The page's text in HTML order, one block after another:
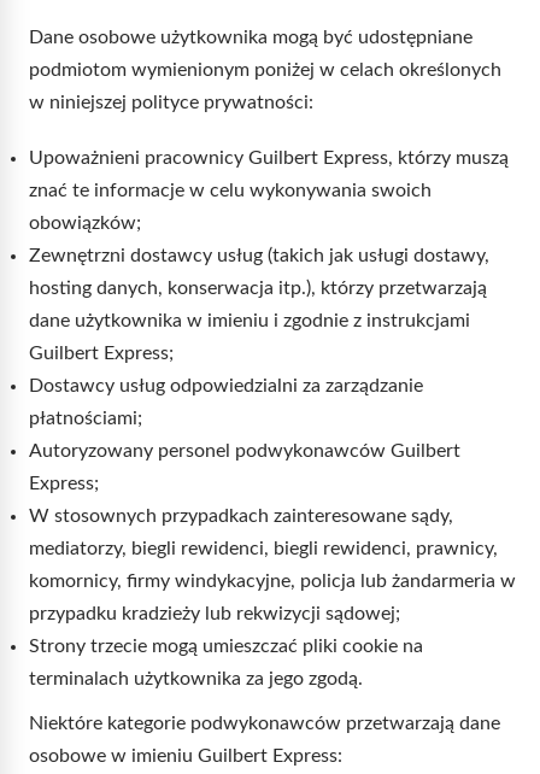
Dane osobowe użytkownika mogą być udostępniane
podmiotom wymienionym poniżej w celach określonych
w niniejszej polityce prywatności:
Upoważnieni pracownicy Guilbert Express, którzy muszą
znać te informacje w celu wykonywania swoich
obowiązków;
Zewnętrzni dostawcy usług (takich jak usługi dostawy,
hosting danych, konserwacja itp.), którzy przetwarzają
dane użytkownika w imieniu i zgodnie z instrukcjami
Guilbert Express;
Dostawcy usług odpowiedzialni za zarządzanie
płatnościami;
Autoryzowany personel podwykonawców Guilbert
Express;
W stosownych przypadkach zainteresowane sądy,
mediatorzy, biegli rewidenci, biegli rewidenci, prawnicy,
komornicy, firmy windykacyjne, policja lub żandarmeria w
przypadku kradzieży lub rekwizycji sądowej;
Strony trzecie mogą umieszczać pliki cookie na
terminalach użytkownika za jego zgodą.
Niektóre kategorie podwykonawców przetwarzają dane
osobowe w imieniu Guilbert Express: